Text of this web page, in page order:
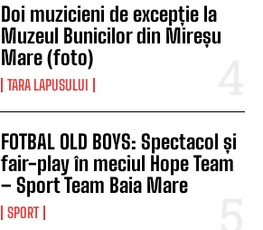
Doi muzicieni de excepție la
Muzeul Bunicilor din Mireșu
Mare (foto)
TARA LAPUSULUI
FOTBAL OLD BOYS: Spectacol și
fair-play în meciul Hope Team
– Sport Team Baia Mare
SPORT